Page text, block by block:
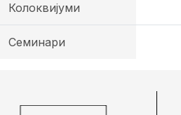
Колоквијуми
Семинари